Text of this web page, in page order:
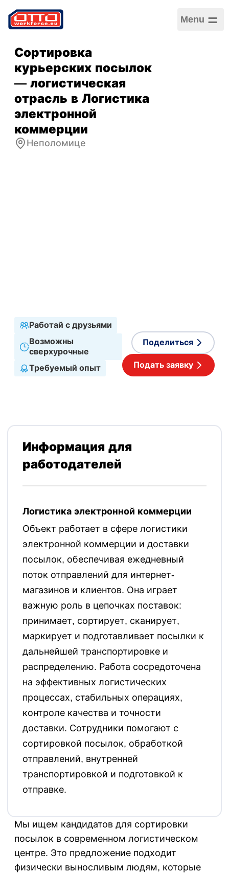
Menu
Сортировка
курьерских посылок
— логистическая
отрасль в Логистика
электронной
коммерции
Неполомице
Работай с друзьями
Возможны
сверхурочные
Требуемый опыт
Поделиться
Подать заявку
Информация для
работодателей
Логистика электронной коммерции
Объект работает в сфере логистики
электронной коммерции и доставки
посылок, обеспечивая ежедневный
поток отправлений для интернет-
магазинов и клиентов. Она играет
важную роль в цепочках поставок:
принимает, сортирует, сканирует,
маркирует и подготавливает посылки к
дальнейшей транспортировке и
распределению. Работа сосредоточена
на эффективных логистических
процессах, стабильных операциях,
контроле качества и точности
доставки. Сотрудники помогают с
сортировкой посылок, обработкой
отправлений, внутренней
транспортировкой и подготовкой к
отправке.
Мы ищем кандидатов для сортировки
посылок в современном логистическом
центре. Это предложение подходит
физически выносливым людям, которые